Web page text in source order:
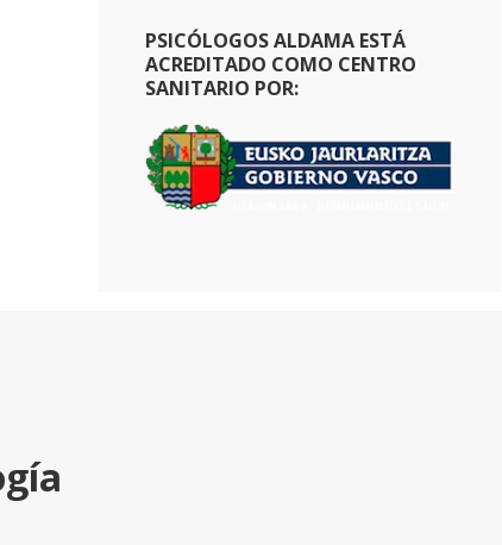
PSICÓLOGOS ALDAMA ESTÁ
ACREDITADO COMO CENTRO
SANITARIO POR: